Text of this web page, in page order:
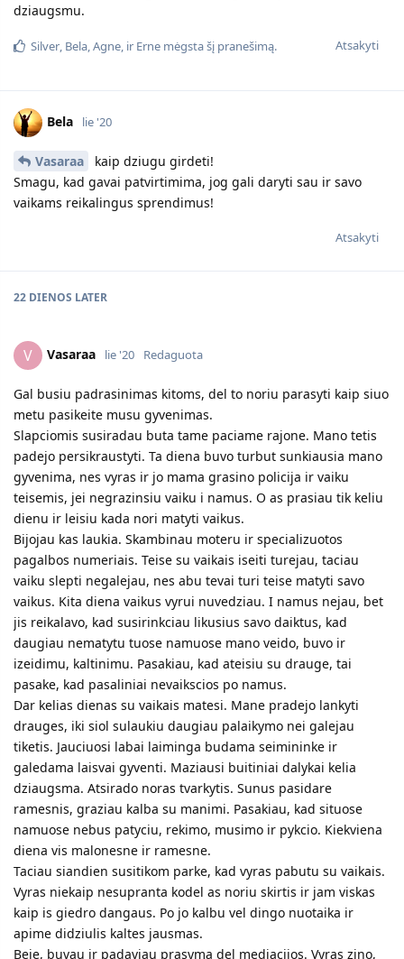
dziaugsmu.
Atsakyti
Silver, Bela,Agne, ir Erne mėgsta šį pranešimą.
Bela lie '20
Vasaraa
kaip dziugu girdeti!
Smagu, kad gavai patvirtimima, jog gali daryti sau ir savo
vaikams reikalingus sprendimus!
Atsakyti
22 DIENOS LATER
V Vasaraa lie '20 Redaguota
Gal busiu padrasinimas kitoms, del to noriu parasyti kaip siuo
metu pasikeite musu gyvenimas.
Slapciomis susiradau buta tame paciame rajone. Mano tetis
padejo persikraustyti. Ta diena buvo turbut sunkiausia mano
gyvenima, nes vyras ir jo mama grasino policija ir vaiku
teisemis, jei negrazinsiu vaiku i namus. O as prasiau tik keliu
dienu ir leisiu kada nori matyti vaikus.
Bijojau kas laukia. Skambinau moteru ir specializuotos
pagalbos numeriais. Teise su vaikais iseiti turejau, taciau
vaiku slepti negalejau, nes abu tevai turi teise matyti savo
vaikus. Kita diena vaikus vyrui nuvedziau. I namus nejau, bet
jis reikalavo, kad susirinkciau likusius savo daiktus, kad
daugiau nematytu tuose namuose mano veido, buvo ir
izeidimu, kaltinimu. Pasakiau, kad ateisiu su drauge, tai
pasake, kad pasaliniai nevaikscios po namus.
Dar kelias dienas su vaikais matesi. Mane pradejo lankyti
drauges, iki siol sulaukiu daugiau palaikymo nei galejau
tiketis. Jauciuosi labai laiminga budama seimininke ir
galedama laisvai gyventi. Maziausi buitiniai dalykai kelia
dziaugsma. Atsirado noras tvarkytis. Sunus pasidare
ramesnis, graziau kalba su manimi. Pasakiau, kad situose
namuose nebus patyciu, rekimo, musimo ir pykcio. Kiekviena
diena vis malonesne ir ramesne.
Taciau siandien susitikom parke, kad vyras pabutu su vaikais.
Vyras niekaip nesupranta kodel as noriu skirtis ir jam viskas
kaip is giedro dangaus. Po jo kalbu vel dingo nuotaika ir
apime didziulis kaltes jausmas.
Beje, buvau ir padaviau prasyma del mediacijos. Vyras zino,